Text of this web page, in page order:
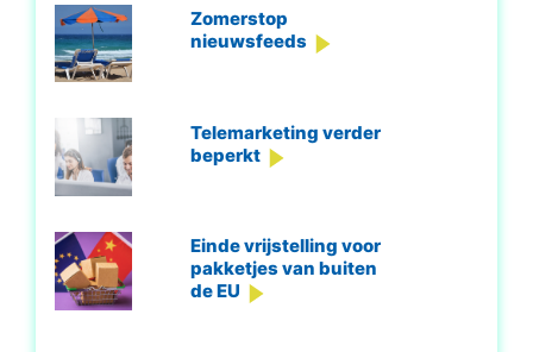
Zomerstop
nieuwsfeeds
Telemarketing verder
beperkt
Einde vrijstelling voor
pakketjes van buiten
de EU